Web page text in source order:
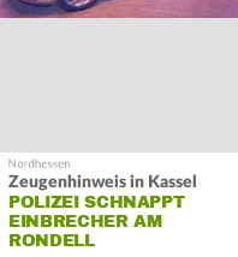
Zeugenhinweis in Kassel
POLIZEI SCHNAPPT
EINBRECHER AM
RONDELL